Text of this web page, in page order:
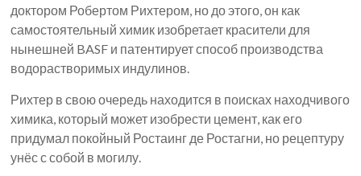
доктором Робертом Рихтером, но до этого, он как
самостоятельный химик изобретает красители для
нынешней BASF и патентирует способ производства
водорастворимых индулинов.
Рихтер в свою очередь находится в поисках находчивого
химика, который может изобрести цемент, как его
придумал покойный Ростаинг де Ростагни, но рецептуру
унёс с собой в могилу.